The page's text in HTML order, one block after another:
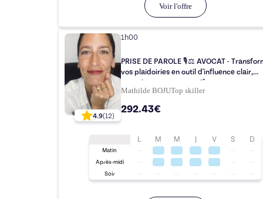
Voir l'offre
4.9(12)
1h00
PRISE DE PAROLE 🎙⚖️ AVOCAT - Transformez
vos plaidoiries en outil d'influence clair,
convaincant et persuasif
Mathilde BOJUTop skiller
292.43€
L M M J V S D
Matin
Après-midi
Soir